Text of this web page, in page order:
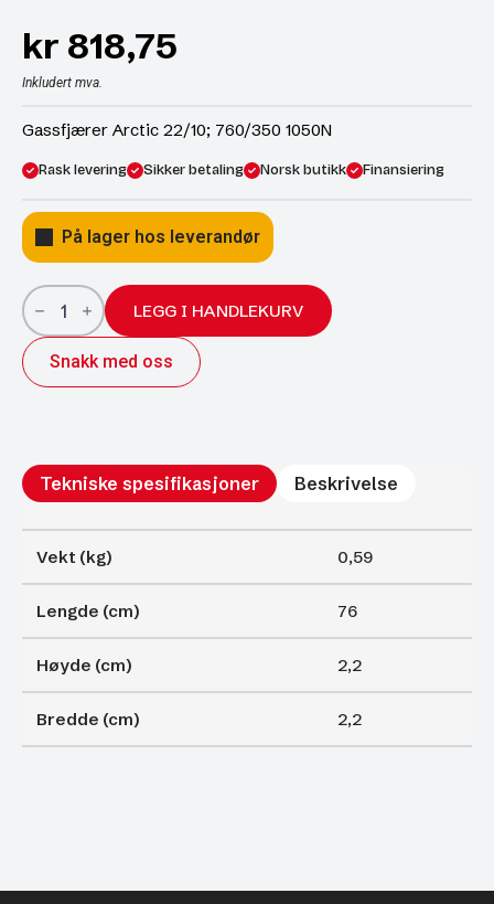
kr 818,75
Inkludert mva.
Gassfjærer Arctic 22/10; 760/350 1050N
Rask levering Sikker betaling Norsk butikk Finansiering
På lager hos leverandør
Gassfjærer
Arctic
22/10;
760/350
1050N
antall
LEGG I HANDLEKURV
Snakk med oss
Tekniske spesifikasjoner Beskrivelse
Vekt (kg) 0,59
Lengde (cm) 76
Høyde (cm) 2,2
Bredde (cm) 2,2